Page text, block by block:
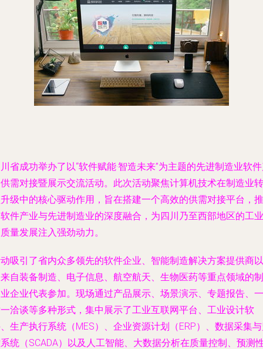
省成功举办了以“软件赋能·智造未来”为主题的先进制造业软
需对接暨展示交流活动。此次活动聚焦计算机技术在制造业转
级中的核心驱动作用，旨在搭建一个高效的供需对接平台，推
件产业与先进制造业的深度融合，为四川乃至西部地区的工业
量发展注入强劲动力。
吸引了省内众多领先的软件企业、智能制造解决方案提供商以
自装备制造、电子信息、航空航天、生物医药等重点领域的制
企业代表参加。现场通过产品展示、场景演示、专题报告、一
洽谈等多种形式，集中展示了工业互联网平台、工业设计软
生产执行系统（MES）、企业资源计划（ERP）、数据采集
统（SCADA）以及人工智能、大数据分析在质量控制、预测